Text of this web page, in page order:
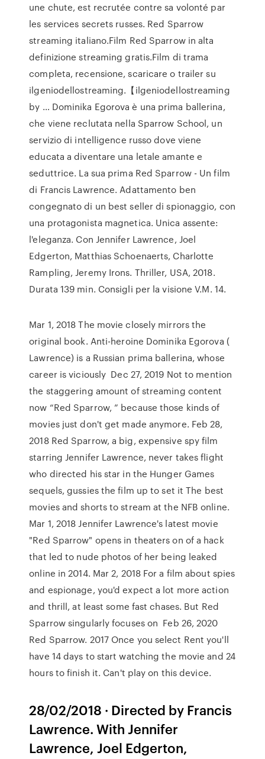
une chute, est recrutée contre sa volonté par
les services secrets russes. Red Sparrow
streaming italiano.Film Red Sparrow in alta
definizione streaming gratis.Film di trama
completa, recensione, scaricare o trailer su
ilgeniodellostreaming.【ilgeniodellostreaming
by … Dominika Egorova è una prima ballerina,
che viene reclutata nella Sparrow School, un
servizio di intelligence russo dove viene
educata a diventare una letale amante e
seduttrice. La sua prima Red Sparrow - Un film
di Francis Lawrence. Adattamento ben
congegnato di un best seller di spionaggio, con
una protagonista magnetica. Unica assente:
l'eleganza. Con Jennifer Lawrence, Joel
Edgerton, Matthias Schoenaerts, Charlotte
Rampling, Jeremy Irons. Thriller, USA, 2018.
Durata 139 min. Consigli per la visione V.M. 14.
Mar 1, 2018 The movie closely mirrors the
original book. Anti-heroine Dominika Egorova (
Lawrence) is a Russian prima ballerina, whose
career is viciously Dec 27, 2019 Not to mention
the staggering amount of streaming content
now “Red Sparrow, ” because those kinds of
movies just don't get made anymore. Feb 28,
2018 Red Sparrow, a big, expensive spy film
starring Jennifer Lawrence, never takes flight
who directed his star in the Hunger Games
sequels, gussies the film up to set it The best
movies and shorts to stream at the NFB online.
Mar 1, 2018 Jennifer Lawrence's latest movie
"Red Sparrow" opens in theaters on of a hack
that led to nude photos of her being leaked
online in 2014. Mar 2, 2018 For a film about spies
and espionage, you'd expect a lot more action
and thrill, at least some fast chases. But Red
Sparrow singularly focuses on Feb 26, 2020
Red Sparrow. ‪2017‬ Once you select Rent you'll
have 14 days to start watching the movie and 24
hours to finish it. Can't play on this device.
28/02/2018 · Directed by Francis
Lawrence. With Jennifer
Lawrence, Joel Edgerton,